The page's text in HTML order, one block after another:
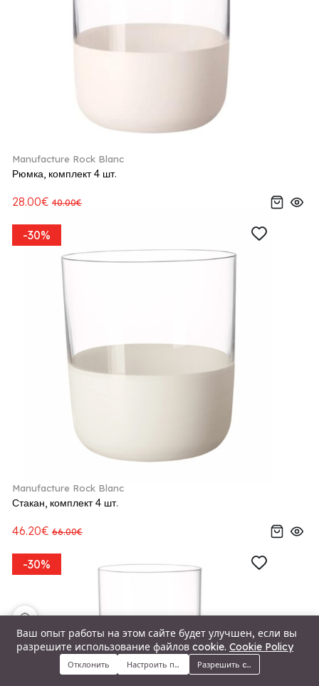
Меню Категории Поиск Корзина
Manufacture Rock Blanc
Рюмка, комплект 4 шт.
28.00€ 40.00€
-30%
Manufacture Rock Blanc
Стакан, комплект 4 шт.
46.20€ 66.00€
-30%
Ваш опыт работы на этом сайте будет улучшен, если вы
разрешите использование файлов cookie. Cookie Policy
Отклонить Настроить предпочтенияРазрешить cookie
🍪